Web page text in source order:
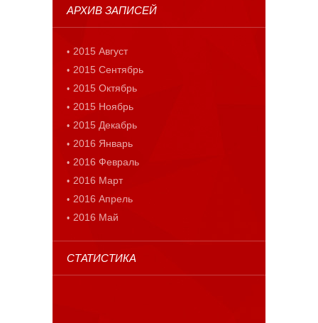
АРХИВ ЗАПИСЕЙ
2015 Август
2015 Сентябрь
2015 Октябрь
2015 Ноябрь
2015 Декабрь
2016 Январь
2016 Февраль
2016 Март
2016 Апрель
2016 Май
СТАТИСТИКА